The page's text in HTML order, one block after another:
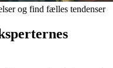
og find fælles tendenser